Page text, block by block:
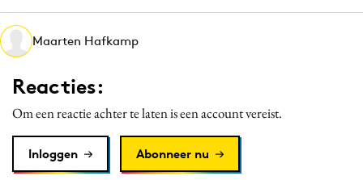
Martech
Media
Merkstrategie
PR
Programmatic
Reputatie & crisis
Maarten Hafkamp
Reacties:
Om een reactie achter te laten is een account vereist.
Inloggen Abonneer nu